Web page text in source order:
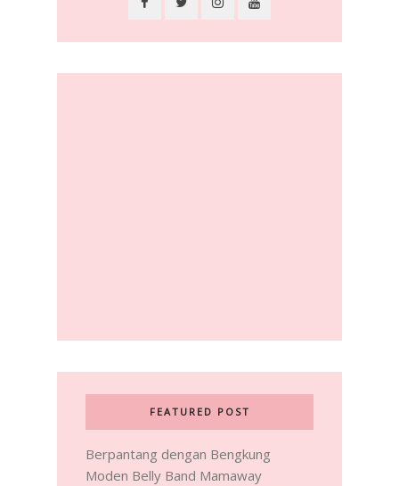
FEATURED POST
Berpantang dengan Bengkung
Moden Belly Band Mamaway